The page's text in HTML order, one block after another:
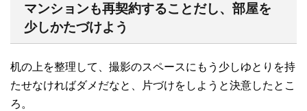
マンションも再契約することだし、部屋を
少しかたづけよう
机の上を整理して、撮影のスペースにもう少しゆとりを持
たせなければダメだなと、片づけをしようと決意したとこ
ろ。